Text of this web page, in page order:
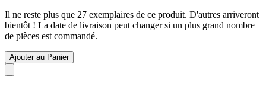
Il ne reste plus que 27 exemplaires de ce produit. D'autres arriveront
bientôt ! La date de livraison peut changer si un plus grand nombre
de pièces est commandé.
Ajouter au Panier